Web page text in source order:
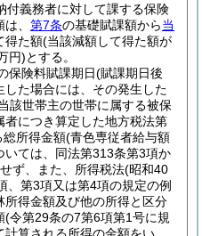
付義務者に対して課する保険
、 第7条の基礎賦課額から当
得た額(当該減額して得た額が
円)とする。
保険料賦課期日(賦課期日後
た場合には、その発生した
該世帯主の世帯に属する被保
者につき算定した地方税法第
所得金額(青色専従者給与額
いては、同法第313条第3項か
ず、また、所得税法(昭和40
、第3項又は第4項の規定の例
所得金額及び他の所得と区分
(令第29条の7第6項第1号に規